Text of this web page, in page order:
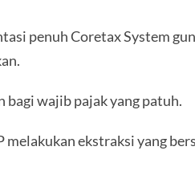
penuh Coretax System
bagi wajib pajak yang patuh.
ekstraksi yang